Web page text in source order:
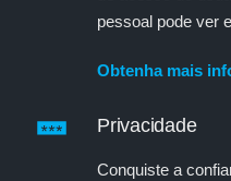
pessoal pode ver
Obtenha mais
Privacidade
Conquiste a